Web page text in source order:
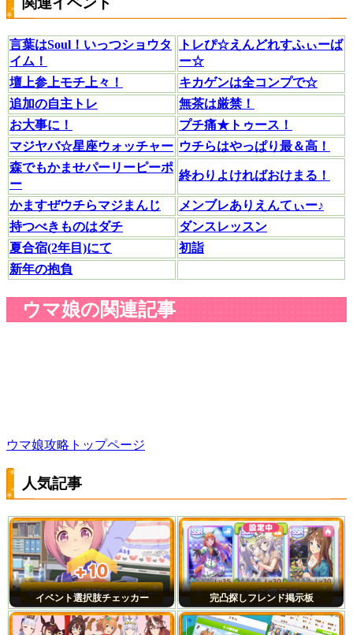
言葉はSoul！いっつショウタ
イム！
トレぴ☆えんどれすふぃーば
ー☆
壇上参上モチ上々！
キカゲンは全コンプで☆
追加の自主トレ
無茶は厳禁！
お大事に！
プチ痛★トゥース！
マジヤバ☆星座ウォッチャー ウチらはやっぱり最＆高！
森でもかませパーリーピーポ
ー
終わりよければおけまる！
かますぜウチらマジまんじ
メンブレありえんてぃー♪
持つべきものはダチ
ダンスレッスン
夏合宿(2年目)にて
初詣
新年の抱負
ウマ娘の関連記事
ウマ娘攻略トップページ
人気記事
イベント選択肢チェッカー 完凸探しフレンド掲示板